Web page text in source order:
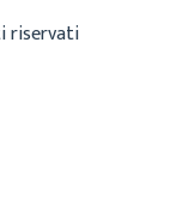
riservati